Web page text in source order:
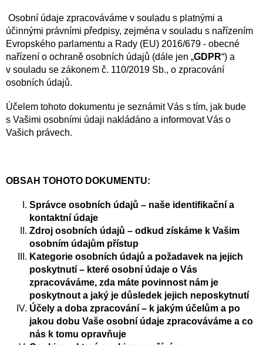
Osobní údaje zpracováváme v souladu s platnými a
účinnými právními předpisy, zejména v souladu s nařízením
Evropského parlamentu a Rady (EU) 2016/679 - obecné
nařízení o ochraně osobních údajů (dále jen „GDPR“) a
v souladu se zákonem č. 110/2019 Sb., o zpracování
osobních údajů.
Účelem tohoto dokumentu je seznámit Vás s tím, jak bude
s Vašimi osobními údaji nakládáno a informovat Vás o
Vašich právech.
OBSAH TOHOTO DOKUMENTU:
Správce osobních údajů – naše identifikační a
kontaktní údaje
Zdroj osobních údajů – odkud získáme k Vašim
osobním údajům přístup
Kategorie osobních údajů a požadavek na jejich
poskytnutí – které osobní údaje o Vás
zpracováváme, zda máte povinnost nám je
poskytnout a jaký je důsledek jejich neposkytnutí
Účely a doba zpracování – k jakým účelům a po
jakou dobu Vaše osobní údaje zpracováváme a co
nás k tomu opravňuje